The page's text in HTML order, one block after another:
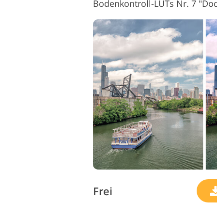
Bodenkontroll-LUTs Nr. 7
Frei